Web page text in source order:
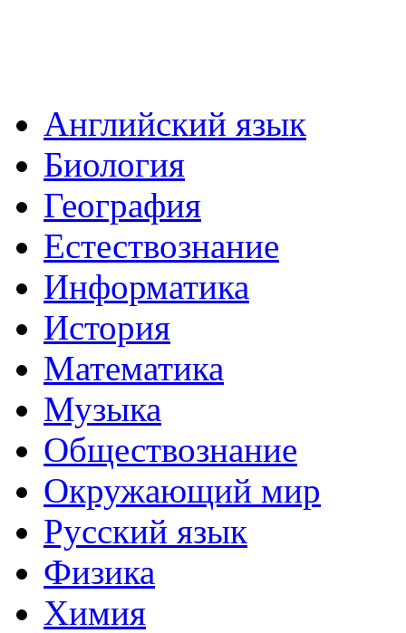
Английский язык
Биология
География
Естествознание
Информатика
История
Математика
Музыка
Обществознание
Окружающий мир
Русский язык
Физика
Химия